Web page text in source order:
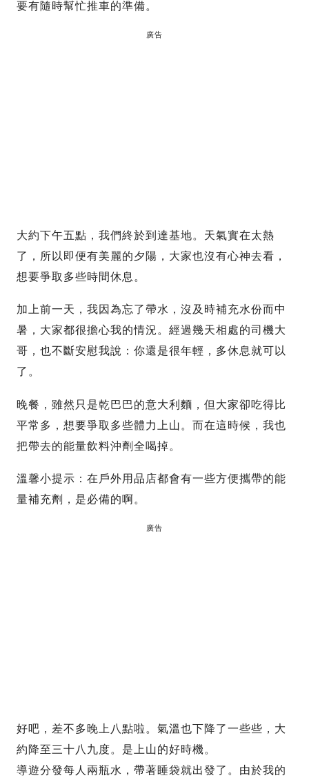
要有隨時幫忙推車的準備。
廣告
大約下午五點，我們終於到達基地。天氣實在太熱
了，所以即便有美麗的夕陽，大家也沒有心神去看，
想要爭取多些時間休息。
加上前一天，我因為忘了帶水，沒及時補充水份而中
暑，大家都很擔心我的情況。經過幾天相處的司機大
哥，也不斷安慰我說：你還是很年輕，多休息就可以
了。
晚餐，雖然只是乾巴巴的意大利麵，但大家卻吃得比
平常多，想要爭取多些體力上山。而在這時候，我也
把帶去的能量飲料沖劑全喝掉。
溫馨小提示：在戶外用品店都會有一些方便攜帶的能
量補充劑，是必備的啊。
廣告
好吧，差不多晚上八點啦。氣溫也下降了一些些，大
約降至三十八九度。是上山的好時機。
導遊分發每人兩瓶水，帶著睡袋就出發了。由於我的